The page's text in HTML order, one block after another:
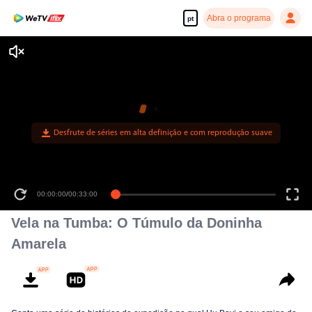
pt Abra o programa
Desfrute de séries em alta definição e com reprodução suave
00:00:00/00:33:00
Vela na Tumba: O Túmulo da Doninha
Amarela